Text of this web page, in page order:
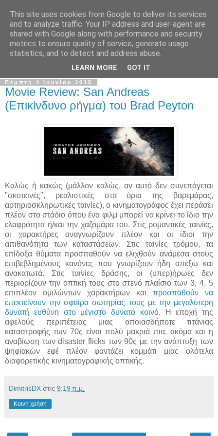
The Frame Game
Κινηματογραφόφιλος από κούνια αλλά όχι το μωρό της
Πέμπτη 4 Ιουνίου 2015
Movie Review: San Andreas
(Επικίνδυνο ρήγμα) του Brad Peyton
Καλώς ή κακώς (μάλλον καλώς, αν αυτό δεν συνεπάγεται
"σκοτεινές", ρεαλιστικές στα όρια της βαρεμάρας,
αρτηριοσκληρωτικές ταινίες), ο κινηματογράφος έχει περάσει
πλέον στο στάδιο όπου ένα φιλμ μπορεί να κρίνει το ίδιο την
ελαφρότητα ή/και την χαζομάρα του. Στις ρομαντικές ταινίες,
οι χαρακτήρες αναγνωρίζουν πλέον και οι ίδιοι την
απιθανότητα των καταστάσεων. Στις ταινίες τρόμου, τα
επίδοξα θύματα προσπαθούν να ελιχθούν ανάμεσα στους
επιβεβλημένους κανόνες που γνωρίζουν ήδη απέξω και
ανακατωτά. Στις ταινίες δράσης, οι (υπερ)ήρωες δεν
περιορίζουν την οπτική τους στο στενό πλαίσιο των 3, 4, 5
επιπλέον ομιλώντων χαρακτήρων και προσπαθούν να
επεκτείνουν την σφαίρα σωτηρίας τους με την μεγαλύτερη
δυνατή ευθύνη στο μέγιστο δυνατό κοινό. Η εποχή της
αφελούς περιπέτειας μιας οποιασδήποτε τιτάνιας
καταστροφής των 70ς είναι πολύ μακριά πια, ακόμα και η
αναβίωση των disaster flicks των 90ς με την ανάπτυξη των
ψηφιακών εφέ πλέον φαντάζει κομμάτι μιας ολότελα
διαφορετικής κινηματογραφικής οπτικής.
DimitrisDX στις 9:19 π.μ.
Κοινή χρήση
This site uses cookies from Google to deliver its services
and to analyze traffic. Your IP address and user-agent are
shared with Google along with performance and security
metrics to ensure quality of service, generate usage
statistics, and to detect and address abuse.
LEARN MORE GOT IT